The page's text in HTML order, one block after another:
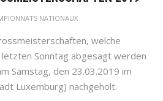
NATIONAUX
welche
Sonntag abgesagt werden
Samstag, den 23.03.2019 im
Luxemburg) nachgeholt.